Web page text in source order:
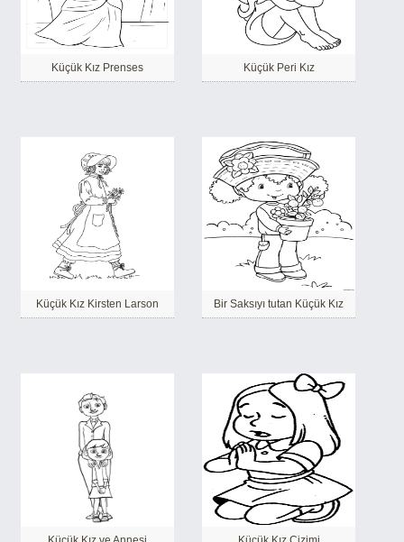
Küçük Kız Prenses Küçük Peri Kız
Küçük Kız Kirsten Larson Bir Saksıyı tutan Küçük Kız